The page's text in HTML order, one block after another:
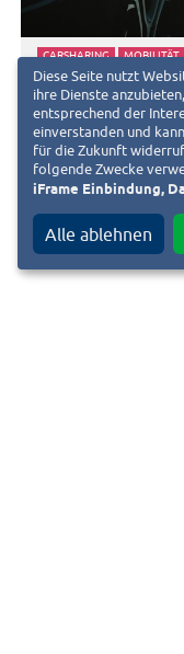
20. März 2019
CARSHARING MOBILITÄT
Neue
Rheinstraße
Diese Seite nutzt
ihre Dienste
entsprechend der
einverstanden und
für die Zukunft
folgende Zwecke
iFrame Einbindung,
Alle ablehnen